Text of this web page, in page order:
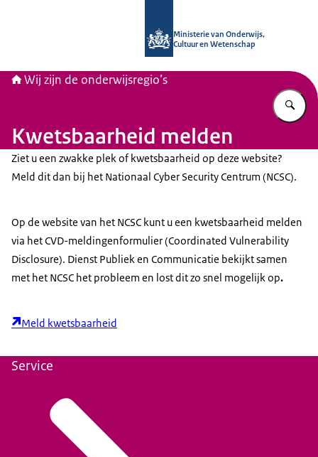
Ministerie van Onderwijs,
Cultuur en Wetenschap
Wij zijn de onderwijsregio’s
Kwetsbaarheid melden
Ziet u een zwakke plek of kwetsbaarheid op deze website?
Meld dit dan bij het Nationaal Cyber Security Centrum (NCSC).
Op de website van het NCSC kunt u een kwetsbaarheid melden
via het CVD-meldingenformulier (Coordinated Vulnerability
Disclosure). Dienst Publiek en Communicatie bekijkt samen
met het NCSC het probleem en lost dit zo snel mogelijk op.
Meld kwetsbaarheid
Service